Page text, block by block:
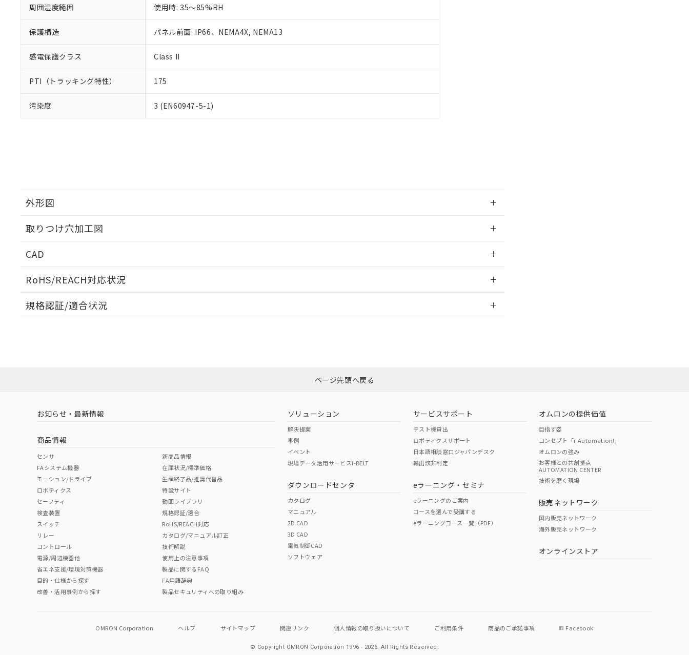
周囲湿度範囲 使用時: 35～85%RH
保護構造 パネル前面: IP66、NEMA4X, NEMA13
感電保護クラス Class II
PTI（トラッキング特性） 175
汚染度 3 (EN60947-5-1)
外形図
取りつけ穴加工図
CAD
RoHS/REACH対応状況
EU RoHS 注意事項・凡例
ダウンロードはこちら
中国 RoHS 注意事項・凡例
中国 RoHS表
Pb Hg Cr(VI)
O O
"対応済み"や非含有の記載がされた商品であっても、流通在庫等で未対応品が混在する可能性があります。
非含有品が必要な際は、弊社営業部門もしくは販売店へお問い合わせください。
規格認証/適合状況
ページ先頭へ戻る
お知らせ・最新情報
商品情報
センサ
FAシステム機器
モーション/ドライブ
ロボティクス
セーフティ
検査装置
スイッチ
リレー
コントロール
電源/周辺機器他
省エネ支援/環境対策機器
目的・仕様から探す
改善・活用事例から探す
新商品情報
在庫状況/標準価格
生産終了品/推奨代替品
特設サイト
動画ライブラリ
規格認証/適合
RoHS/REACH対応
カタログ/マニュアル訂正
技術解説
使用上の注意事項
製品に関するFAQ
FA用語辞典
製品セキュリティへの取り組み
ソリューション
解決提案
事例
イベント
現場データ活用サービスi-BELT
ダウンロードセンタ
カタログ
マニュアル
2D CAD
3D CAD
電気制御CAD
ソフトウェア
サービスサポート
テスト機貸出
ロボティクスサポート
日本語相談窓口ジャパンデスク
輸出該非判定
eラーニング・セミナ
eラーニングのご案内
コースを選んで受講する
eラーニングコース一覧（PDF）
オムロンの提供価値
目指す姿
コンセプト「i-Automation!」
オムロンの強み
お客様との共創拠点
AUTOMATION CENTER
技術を磨く現場
販売ネットワーク
国内販売ネットワーク
海外販売ネットワーク
オンラインストア
OMRON Corporation ヘルプ サイトマップ 関連リンク 個人情報の取り扱いについて ご利用条件 商品のご承諾事項 Facebook
© Copyright OMRON Corporation 1996 - 2026.All Rights Reserved.